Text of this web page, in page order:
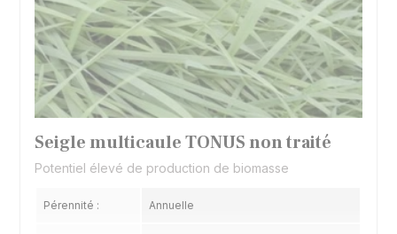
Seigle multicaule TONUS non traité
Potentiel élevé de production de biomasse
Pérennité : Annuelle